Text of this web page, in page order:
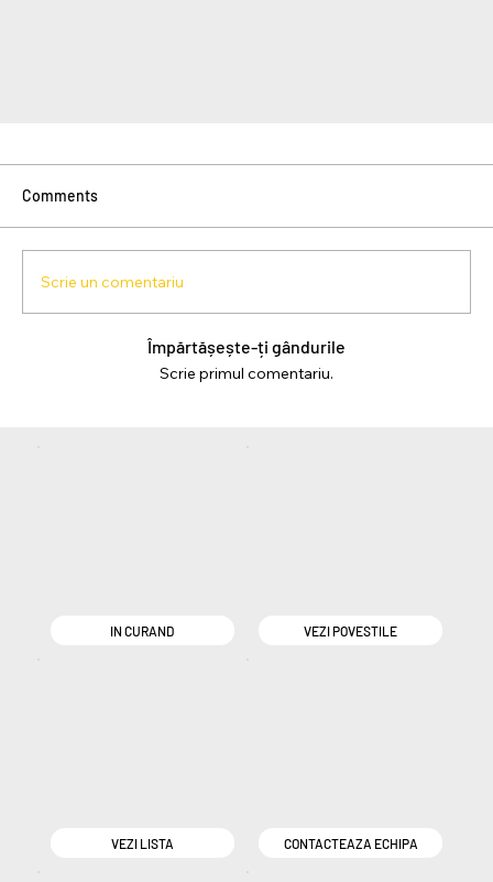
Comments
Scrie un comentariu
Împărtășește-ți gândurile
Scrie primul comentariu.
IN CURAND VEZI POVESTILE
VEZI LISTA CONTACTEAZA ECHIPA